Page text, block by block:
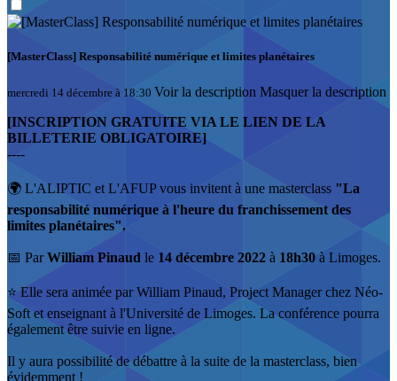
[MasterClass] Responsabilité numérique et limites planétaires
mercredi 14 décembre à 18:30 Voir la description Masquer la description
[INSCRIPTION GRATUITE VIA LE LIEN DE LA
BILLETERIE OBLIGATOIRE]
----
🌍 L'ALIPTIC et L'AFUP vous invitent à une masterclass "La
responsabilité numérique à l'heure du franchissement des
limites planétaires".
📅 ParWilliam Pinaud le 14 décembre 2022 à 18h30 à Limoges.
⭐️ Elle sera animée par William Pinaud, Project Manager chez Néo-
Soft et enseignant à l'Université de Limoges. La conférence pourra
également être suivie en ligne.
Il y aura possibilité de débattre à la suite de la masterclass, bien
évidemment !